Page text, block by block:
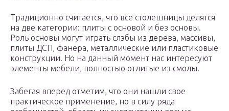
Традиционно считается, что все столешницы делятся
на две категории: плиты с основой и без основы.
Роль основы могут играть слэбы из дерева, массивы,
плиты ДСП, фанера, металлические или пластиковые
конструкции. Но на данный момент нас интересуют
элементы мебели, полностью отлитые из смолы.
Забегая вперед отметим, что они нашли свое
практическое применение, но в силу ряда